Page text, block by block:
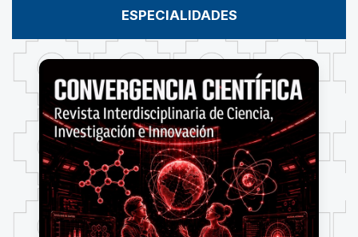
ESPECIALIDADES